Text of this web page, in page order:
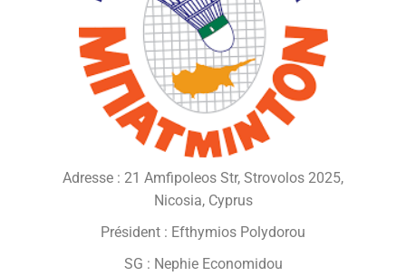
Adresse : 21 Amfipoleos Str, Strovolos 2025,
Nicosia, Cyprus
Président : Efthymios Polydorou
SG : Nephie Economidou